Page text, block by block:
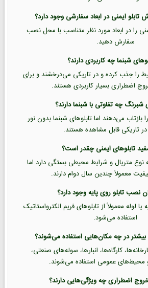
را در ابعاد مورد نظر متناسب با محل نصب
سفارش دهید.
را جذب کرده و در تاریکی می‌درخشند و برای
اضطراری بسیار کاربردی هستند.
بازتاب می‌دهند اما تابلوهای شبنما بدون نور
تاریکی قابل مشاهده هستند.
نوع متریال و شرایط محیطی بستگی دارد اما
معمولاً چندین سال دوام دارند.
لوله معمولاً از تابلوهای فریم الکترواستاتیک
استفاده می‌شود.
کارگاه‌ها، انبارها، سوله‌های صنعتی،
محیط‌های عمومی استفاده می‌شوند.